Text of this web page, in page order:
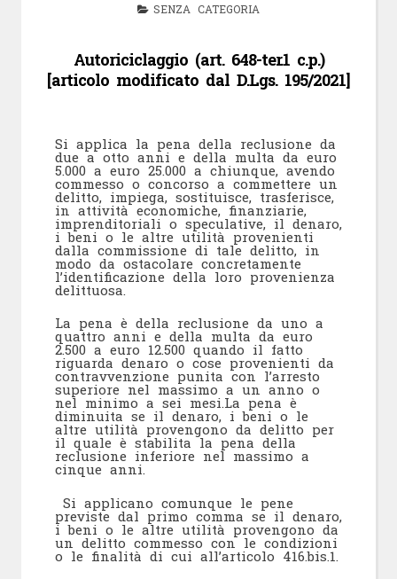
SENZA CATEGORIA
Autoriciclaggio (art. 648-ter.1 c.p.)
[articolo modificato dal D.Lgs. 195/2021]
Si applica la pena della reclusione da
due a otto anni e della multa da euro
5.000 a euro 25.000 a chiunque, avendo
commesso o concorso a commettere un
delitto, impiega, sostituisce, trasferisce,
in attività economiche, finanziarie,
imprenditoriali o speculative, il denaro,
i beni o le altre utilità provenienti
dalla commissione di tale delitto, in
modo da ostacolare concretamente
l’identificazione della loro provenienza
delittuosa.
La pena è della reclusione da uno a
quattro anni e della multa da euro
2.500 a euro 12.500 quando il fatto
riguarda denaro o cose provenienti da
contravvenzione punita con l’arresto
superiore nel massimo a un anno o
nel minimo a sei mesi.La pena è
diminuita se il denaro, i beni o le
altre utilità provengono da delitto per
il quale è stabilita la pena della
reclusione inferiore nel massimo a
cinque anni.
Si applicano comunque le pene
previste dal primo comma se il denaro,
i beni o le altre utilità provengono da
un delitto commesso con le condizioni
o le finalità di cui all’articolo 416.bis.1.